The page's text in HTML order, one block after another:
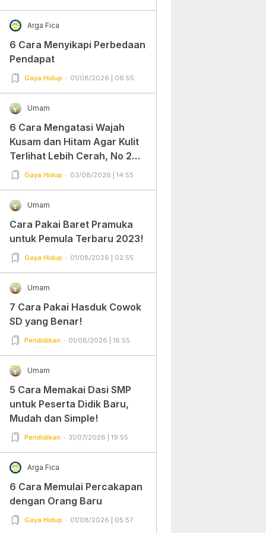
Arga Fica
6 Cara Menyikapi Perbedaan
Pendapat
Gaya Hidup 01/08/2026 | 06:55
Umam
6 Cara Mengatasi Wajah
Kusam dan Hitam Agar Kulit
Terlihat Lebih Cerah, No 2
Gampang Banget dan Mudah
Gaya Hidup 03/08/2026 | 14:55
Umam
Cara Pakai Baret Pramuka
untuk Pemula Terbaru 2023!
Gaya Hidup 01/08/2026 | 02:55
Umam
7 Cara Pakai Hasduk Cowok
SD yang Benar!
Pendidikan 01/08/2026 | 16:55
Umam
5 Cara Memakai Dasi SMP
untuk Peserta Didik Baru,
Mudah dan Simple!
Pendidikan 31/07/2026 | 19:55
Arga Fica
6 Cara Memulai Percakapan
dengan Orang Baru
Gaya Hidup 01/08/2026 | 05:57